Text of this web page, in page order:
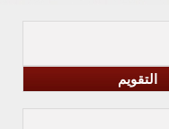
التقويم